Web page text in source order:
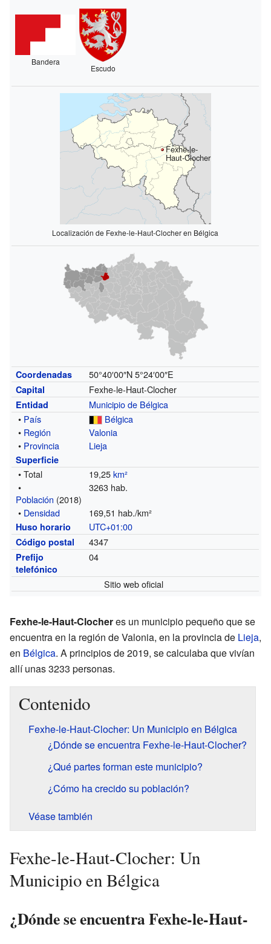
Bandera
Escudo
Fexhe-le-
Haut-Clocher
Localización de Fexhe-le-Haut-Clocher en Bélgica
Coordenadas 50°40′00″N 5°24′00″E
Capital Fexhe-le-Haut-Clocher
Entidad
Municipio de Bélgica
• País
Bélgica
• Región
Valonia
• Provincia Lieja
Superficie
• Total 19,25km²
•
Población (2018)
3263 hab.
• Densidad 169,51 hab./km²
Huso horario UTC+01:00
Código postal 4347
Prefijo
telefónico
04
Sitio web oficial
Fexhe-le-Haut-Clocheres un municipio pequeño que se
encuentra en la región de Valonia, en la provincia de Lieja,
en Bélgica. A principios de 2019, se calculaba que vivían
allí unas 3233 personas.
Contenido
Fexhe-le-Haut-Clocher: Un Municipio en Bélgica
¿Dónde se encuentra Fexhe-le-Haut-Clocher?
¿Qué partes forman este municipio?
¿Cómo ha crecido su población?
Véase también
Fexhe-le-Haut-Clocher: Un
Municipio en Bélgica
¿Dónde se encuentra Fexhe-le-Haut-